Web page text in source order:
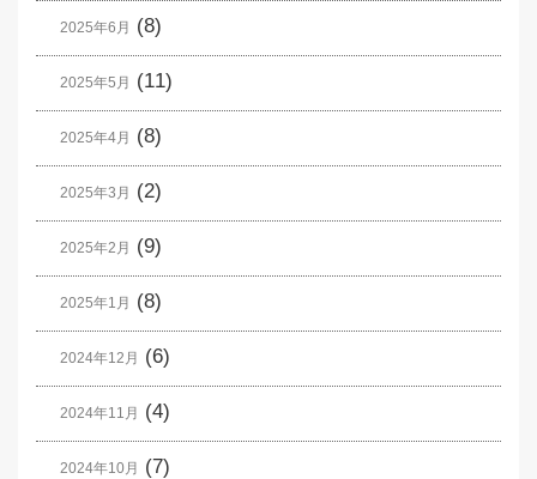
2025年6月 (8)
2025年5月 (11)
2025年4月 (8)
2025年3月 (2)
2025年2月 (9)
2025年1月 (8)
2024年12月 (6)
2024年11月 (4)
2024年10月 (7)